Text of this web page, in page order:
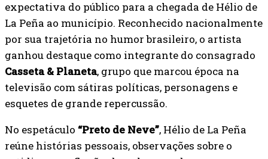
expectativa do público para a chegada de Hélio de
La Peña ao município. Reconhecido nacionalmente
por sua trajetória no humor brasileiro, o artista
ganhou destaque como integrante do consagrado
Casseta & Planeta, grupo que marcou época na
televisão com sátiras políticas, personagens e
esquetes de grande repercussão.
No espetáculo “Preto de Neve”, Hélio de La Peña
reúne histórias pessoais, observações sobre o